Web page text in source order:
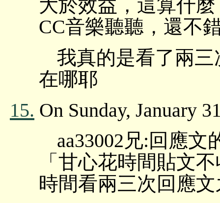
大於效益，這算什
CC音樂聽聽，還不
我真的是看了兩
在哪耶
15. On Sunday, January
aa33002兄:回應
「甘心花時間貼文
時間看兩三次回應